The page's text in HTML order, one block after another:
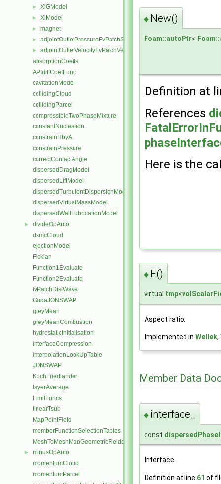
► XiGModel
► XiModel
► magnet
► adjointOutletPressureFvPatchScalarField
►
adjointOutletVelocityFvPatchVectorField
absorptionCoeffs
APIdiffCoefFunc
cavitationModel
collidingCloud
collidingParcel
compressibleTwoPhaseMixture
constantNucleation
constrainHbyA
constrainPressure
correctContactAngle
dispersedDragModel
dispersedLiftModel
dispersedTurbulentDispersionModel
dispersedVirtualMassModel
dispersedWallLubricationModel
►
divideOpAuto
dsmcCloud
ejectionModel
Fickian
Function1Evaluate
Function2Evaluate
fvPatchDistWave
GodaJONSWAP
greyMean
greyMeanCombustion
hydrostaticInitialisation
interfaceCompression
interpolationLookUpTable
JONSWAP
KochFriedlander
layerAverage
LimitFuncs
linearTsub
MapPointField
memberFunctionSelectionTables
MeshToMeshMapGeometricFields
►
minusOpAuto
momentumCloud
momentumParcel
◆ New()
Foam::autoPtr<
Definition at
References
Here is the
◆ E()
virtual tmp<
Aspect ratio.
Implemented in Wellek,
Member Data
◆ interface_
const
Interface.
Definition at line 61 of